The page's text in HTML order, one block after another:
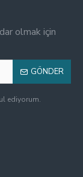
olmak için
GÖNDER
ediyorum.